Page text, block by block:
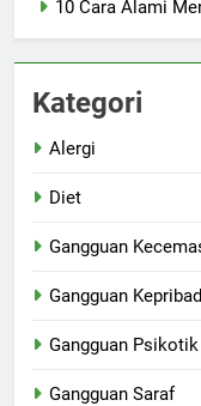
10 Cara Alami
Kategori
Alergi
Diet
Gangguan
Gangguan
Gangguan Psikotik
Gangguan Saraf